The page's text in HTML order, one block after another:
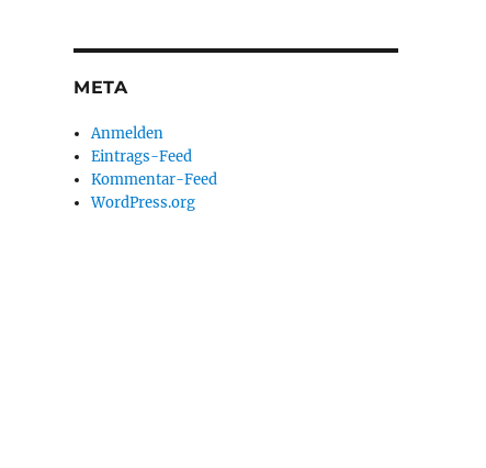
META
Anmelden
Eintrags-Feed
Kommentar-Feed
WordPress.org